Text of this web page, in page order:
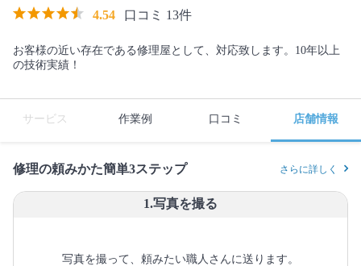
4.54
口コミ 13件
お客様の近い存在である修理屋として、対応致します。10年以上
の技術実績！
サービス 作業例 口コミ 店舗情報
修理の頼みかた簡単3ステップ さらに詳しく
1.写真を撮る
写真を撮って、頼みたい職人さんに送ります。